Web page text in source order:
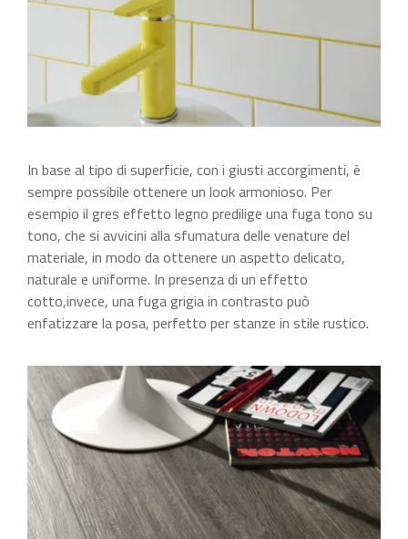
In base al tipo di superficie, con i giusti accorgimenti, è
sempre possibile ottenere un look armonioso. Per
esempio il gres effetto legno predilige una fuga tono su
tono, che si avvicini alla sfumatura delle venature del
materiale, in modo da ottenere un aspetto delicato,
naturale e uniforme. In presenza di un effetto
cotto,invece, una fuga grigia in contrasto può
enfatizzare la posa, perfetto per stanze in stile rustico.